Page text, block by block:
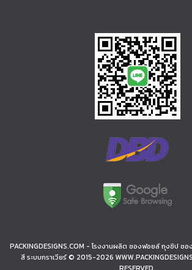
PACKINGDESIGNS.COM - โรงงานผลิต ซองฟอยล์ ถุงซิป ซ
สี ระบบกราเวียร์ © 2015-2026